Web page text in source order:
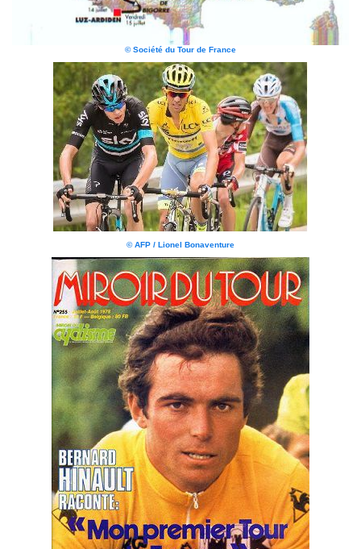
© Société du Tour de France
© AFP / Lionel Bonaventure